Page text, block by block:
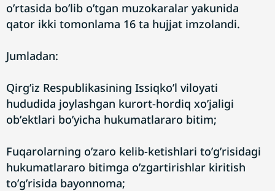
oʼrtasida boʼlib oʼtgan muzokaralar yakunida
qator ikki tomonlama 16 ta hujjat imzolandi.
Jumladan:
Qirgʼiz Respublikasining Issiqkoʼl viloyati
hududida joylashgan kurort-hordiq xoʼjaligi
obʼektlari boʼyicha hukumatlararo bitim;
Fuqarolarning oʼzaro kelib-ketishlari toʼgʼrisidagi
hukumatlararo bitimga oʼzgartirishlar kiritish
toʼgʼrisida bayonnoma;